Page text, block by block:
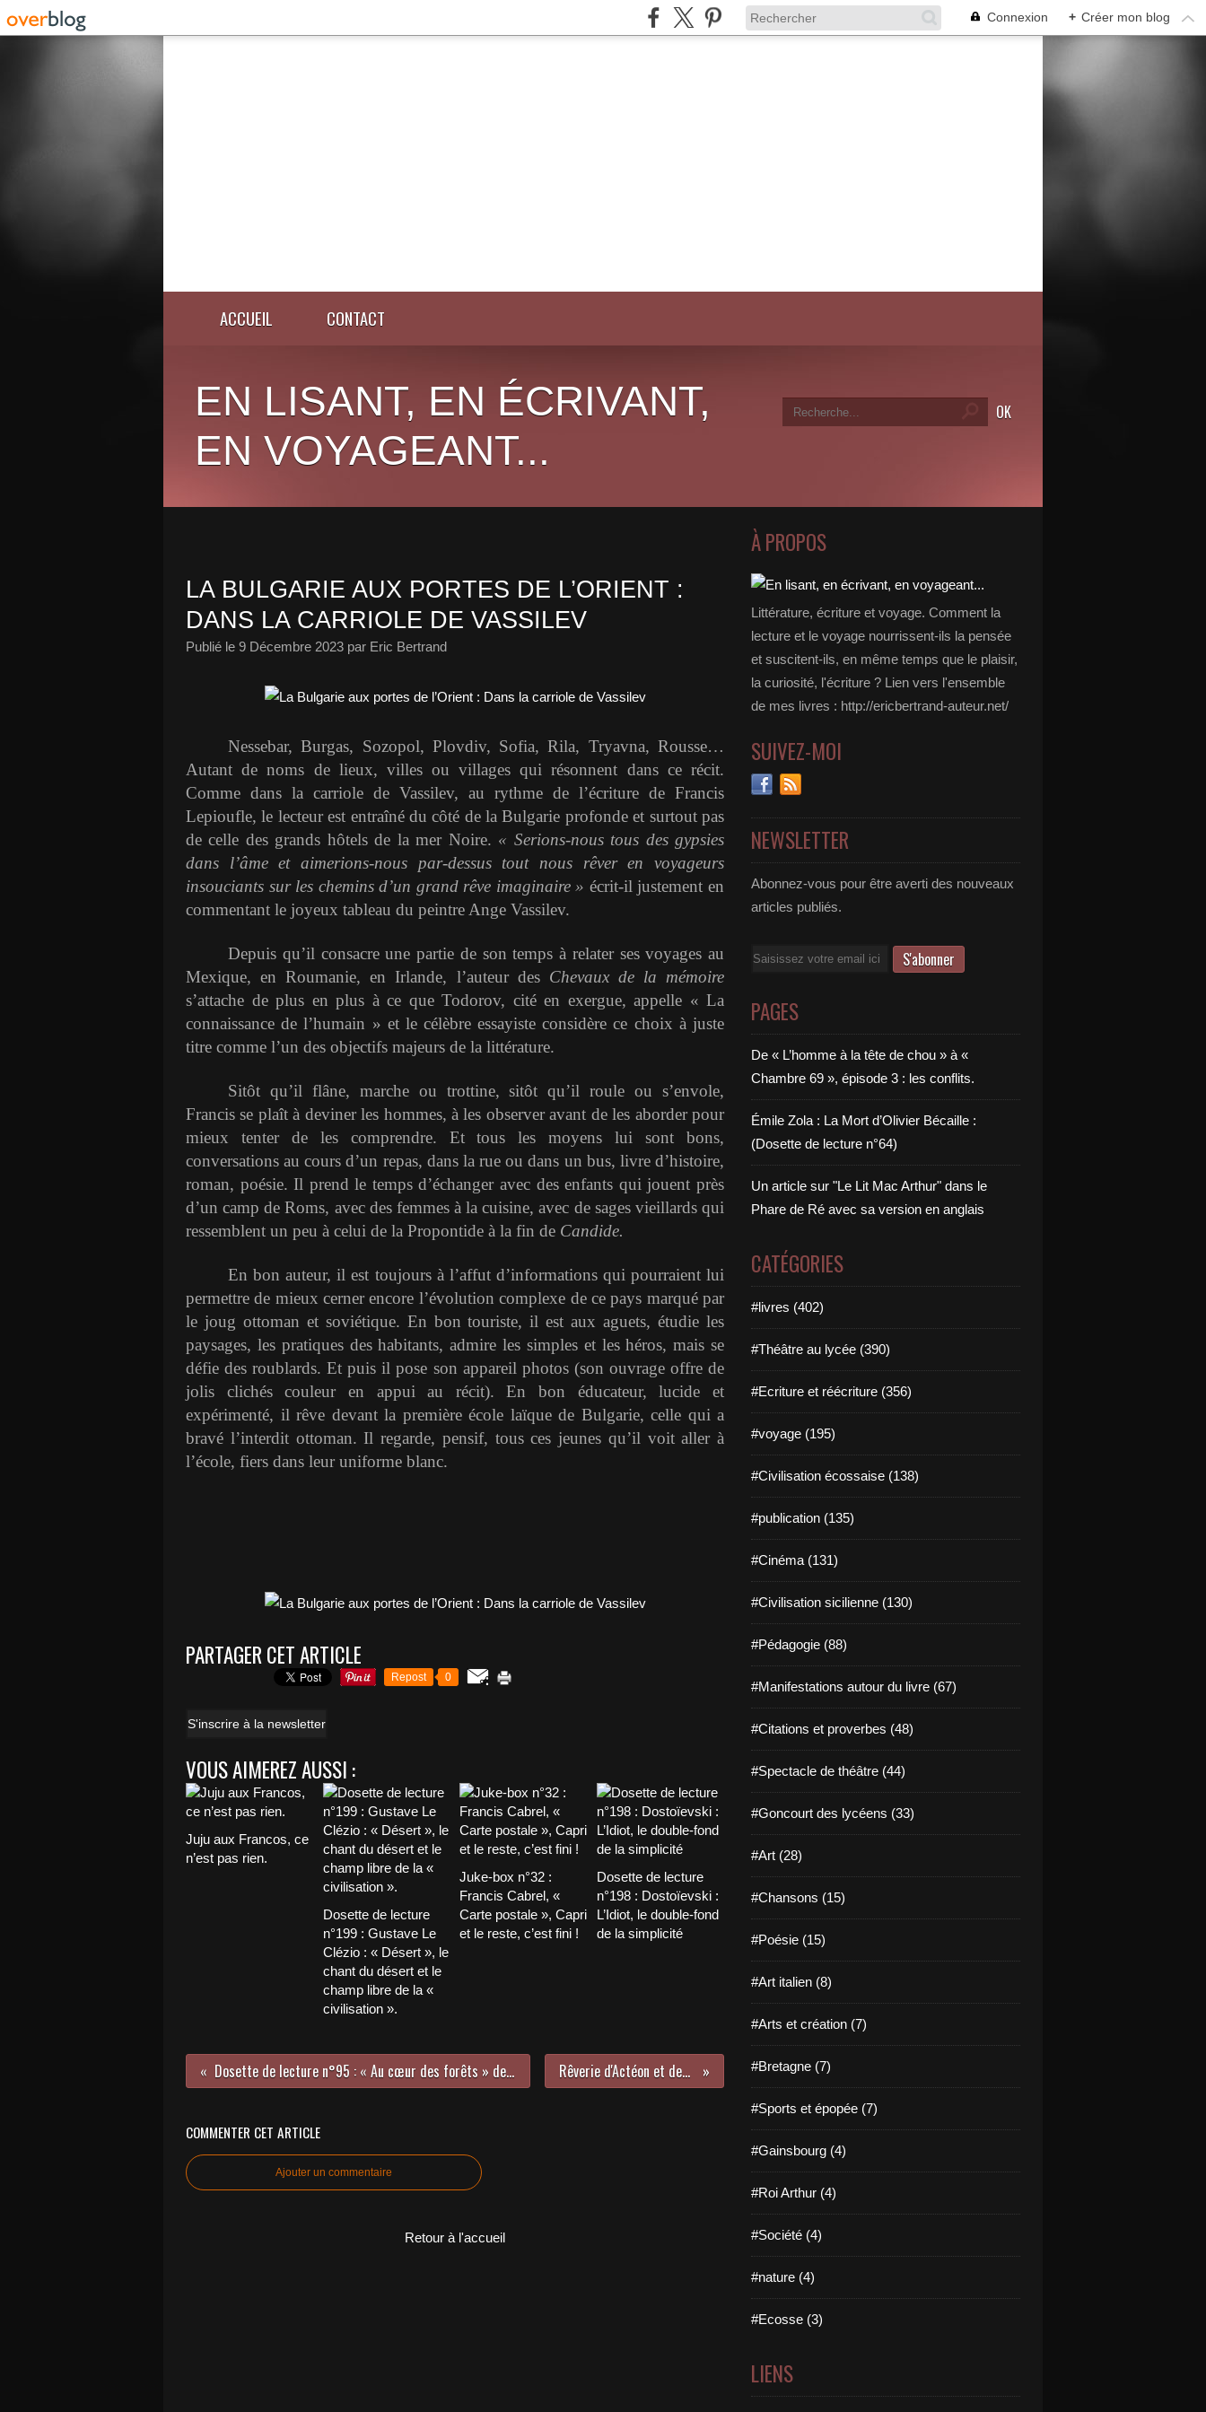
Connexion + Créer mon blog
ACCUEIL CONTACT
EN LISANT, EN ÉCRIVANT,
EN VOYAGEANT...
LA BULGARIE AUX PORTES DE L’ORIENT :
DANS LA CARRIOLE DE VASSILEV
Publié le 9 Décembre 2023 par Eric Bertrand
Nessebar, Burgas, Sozopol, Plovdiv, Sofia, Rila, Tryavna, Rousse…
Autant de noms de lieux, villes ou villages qui résonnent dans ce récit.
Comme dans la carriole de Vassilev, au rythme de l’écriture de Francis
Lepioufle, le lecteur est entraîné du côté de la Bulgarie profonde et surtout pas
de celle des grands hôtels de la mer Noire. « Serions-nous tous des gypsies
dans l’âme et aimerions-nous par-dessus tout nous rêver en voyageurs
insouciants sur les chemins d’un grand rêve imaginaire » écrit-il justement en
commentant le joyeux tableau du peintre Ange Vassilev.
Depuis qu’il consacre une partie de son temps à relater ses voyages au
Mexique, en Roumanie, en Irlande, l’auteur des Chevaux de la mémoire
s’attache de plus en plus à ce que Todorov, cité en exergue, appelle « La
connaissance de l’humain » et le célèbre essayiste considère ce choix à juste
titre comme l’un des objectifs majeurs de la littérature.
Sitôt qu’il flâne, marche ou trottine, sitôt qu’il roule ou s’envole,
Francis se plaît à deviner les hommes, à les observer avant de les aborder pour
mieux tenter de les comprendre. Et tous les moyens lui sont bons,
conversations au cours d’un repas, dans la rue ou dans un bus, livre d’histoire,
roman, poésie. Il prend le temps d’échanger avec des enfants qui jouent près
d’un camp de Roms, avec des femmes à la cuisine, avec de sages vieillards qui
ressemblent un peu à celui de la Propontide à la fin de Candide.
En bon auteur, il est toujours à l’affut d’informations qui pourraient lui
permettre de mieux cerner encore l’évolution complexe de ce pays marqué par
le joug ottoman et soviétique. En bon touriste, il est aux aguets, étudie les
paysages, les pratiques des habitants, admire les simples et les héros, mais se
défie des roublards. Et puis il pose son appareil photos (son ouvrage offre de
jolis clichés couleur en appui au récit). En bon éducateur, lucide et
expérimenté, il rêve devant la première école laïque de Bulgarie, celle qui a
bravé l’interdit ottoman. Il regarde, pensif, tous ces jeunes qu’il voit aller à
l’école, fiers dans leur uniforme blanc.
PARTAGER CET ARTICLE
Repost 0
S'inscrire à la newsletter
VOUS AIMEREZ AUSSI :
Juju aux Francos, ce
n’est pas rien.
Dosette de lecture
n°199 : Gustave Le
Clézio : « Désert », le
chant du désert et le
champ libre de la «
civilisation ».
Juke-box n°32 :
Francis Cabrel, «
Carte postale », Capri
et le reste, c’est fini !
Dosette de lecture
n°198 : Dostoïevski :
L’Idiot, le double-fond
de la simplicité
Dosette de lecture n°95 : « Au cœur des forêts » de Christian Signol. La puissance affective des arbres Rêverie d'Actéon et des autres au bord de l'eau...
COMMENTER CET ARTICLE
Ajouter un commentaire
Retour à l'accueil
À PROPOS
Littérature, écriture et voyage. Comment la
lecture et le voyage nourrissent-ils la pensée
et suscitent-ils, en même temps que le plaisir,
la curiosité, l'écriture ? Lien vers l'ensemble
de mes livres : http://ericbertrand-auteur.net/
SUIVEZ-MOI
NEWSLETTER
Abonnez-vous pour être averti des nouveaux
articles publiés.
Email
PAGES
De « L’homme à la tête de chou » à «
Chambre 69 », épisode 3 : les conflits.
Émile Zola : La Mort d’Olivier Bécaille :
(Dosette de lecture n°64)
Un article sur "Le Lit Mac Arthur" dans le
Phare de Ré avec sa version en anglais
CATÉGORIES
#livres (402)
#Théâtre au lycée (390)
#Ecriture et réécriture (356)
#voyage (195)
#Civilisation écossaise (138)
#publication (135)
#Cinéma (131)
#Civilisation sicilienne (130)
#Pédagogie (88)
#Manifestations autour du livre (67)
#Citations et proverbes (48)
#Spectacle de théâtre (44)
#Goncourt des lycéens (33)
#Art (28)
#Chansons (15)
#Poésie (15)
#Art italien (8)
#Arts et création (7)
#Bretagne (7)
#Sports et épopée (7)
#Gainsbourg (4)
#Roi Arthur (4)
#Société (4)
#nature (4)
#Ecosse (3)
LIENS